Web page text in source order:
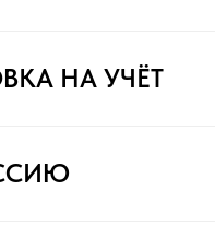
НА УЧЁТ